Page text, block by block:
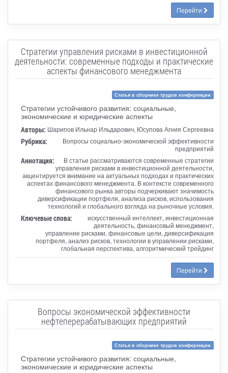
Перейти
Стратегии управления рисками в инвестиционной
деятельности: современные подходы и практические
аспекты финансового менеджмента
Статья в сборнике трудов конференции
Стратегии устойчивого развития: социальные,
экономические и юридические аспекты
Авторы: Шарипов Ильнар Ильдарович, Юсупова Агния Сергеевна
Рубрика:
Вопросы социально-экономической эффективности
предприятий
Аннотация:
В статье рассматриваются современные стратегии
управления рисками в инвестиционной деятельности,
акцентируется внимание на актуальных подходах и практических
аспектах финансового менеджмента. В контексте современного
финансового рынка авторы подчеркивают значимость
диверсификации портфеля, анализа рисков, использования
технологий и глобального взгляда на рыночные условия.
Ключевые слова:
искусственный интеллект, инвестиционная
деятельность, финансовый менеджмент,
управление рисками, финансовые цели, диверсификация
портфеля, анализ рисков, технологии в управлении рисками,
глобальная перспектива, алгоритмический трейдинг
Перейти
Вопросы экономической эффективности
нефтеперерабатывающих предприятий
Статья в сборнике трудов конференции
Стратегии устойчивого развития: социальные,
экономические и юридические аспекты